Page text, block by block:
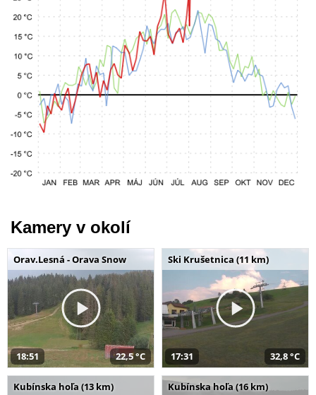
Kamery v okolí
Orav.Lesná - Orava Snow
18:51 22,5 °C
Ski Krušetnica (11 km)
17:31 32,8 °C
Kubínska hoľa (13 km) Kubínska hoľa (16 km)